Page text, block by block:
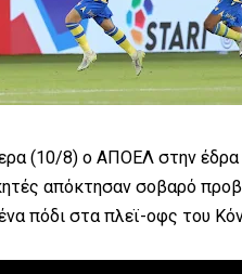
(10/8) ο ΑΠΟΕΛ στην
απόκτησαν σοβαρό
πόδι στα πλεϊ-οφς του